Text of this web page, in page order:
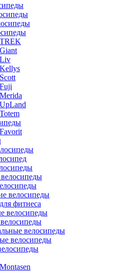
велосипеды
фитнеса
велосипеды
велосипеды
велосипеды